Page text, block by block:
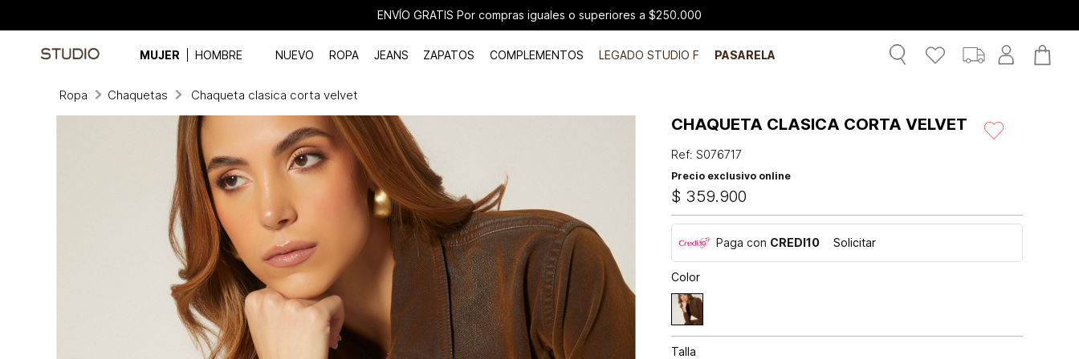
ENVÍO GRATIS Por compras iguales o superiores a $250.000
MUJER HOMBRE NUEVO ROPA JEANS ZAPATOS COMPLEMENTOS LEGADO STUDIO F PASARELA
Ropa Chaquetas Chaqueta clasica corta velvet
CHAQUETA CLASICA CORTA VELVET
Ref:S076717
Precio exclusivo online
$ 359.900
Paga con CREDI10 Solicitar
Color
Talla